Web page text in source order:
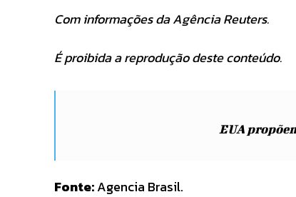
Com informações da Agência Reuters.
É proibida a reprodução deste conteúdo.
EUA
Fonte:Agencia Brasil.